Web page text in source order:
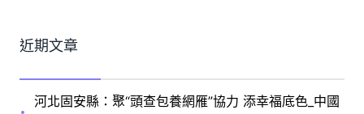
近期文章
河北固安縣：聚“頭查包養網雁”協力 添幸福底色_中國